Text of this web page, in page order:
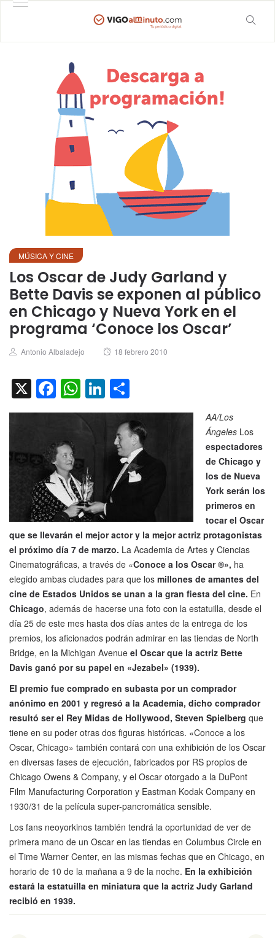
MÚSICA Y CINE
Los Oscar de Judy Garland y
Bette Davis se exponen al público
en Chicago y Nueva York en el
programa ‘Conoce los Oscar’
Author
Antonio Albaladejo
Posted
18 febrero 2010
X Facebook
WhatsApp
LinkedIn
AA/Los
Ángeles Los
espectadores
de Chicago y
los de Nueva
York serán los
primeros en
tocar el Oscar
que se llevarán el mejor actor y la mejor actriz protagonistas
el próximo día 7 de marzo. La Academia de Artes y Ciencias
Cinematográficas, a través de «Conoce a los Oscar ®», ha
elegido ambas ciudades para que los millones de amantes del
cine de Estados Unidos se unan a la gran fiesta del cine. En
Chicago, además de hacerse una foto con la estatuilla, desde el
día 25 de este mes hasta dos días antes de la entrega de los
premios, los aficionados podrán admirar en las tiendas de North
Bridge, en la Michigan Avenue el Oscar que la actriz Bette
Davis ganó por su papel en «Jezabel» (1939).
El premio fue comprado en subasta por un comprador
anónimo en 2001 y regresó a la Academia, dicho comprador
resultó ser el Rey Midas de Hollywood, Steven Spielberg que
tiene en su poder otras dos figuras históricas. «Conoce a los
Oscar, Chicago» también contará con una exhibición de los Oscar
en diversas fases de ejecución, fabricados por RS propios de
Chicago Owens & Company, y el Oscar otorgado a la DuPont
Film Manufacturing Corporation y Eastman Kodak Company en
1930/31 de la película super-pancromática sensible.
Los fans neoyorkinos también tendrá la oportunidad de ver de
primera mano de un Oscar en las tiendas en Columbus Circle en
el Time Warner Center, en las mismas fechas que en Chicago, en
horario de 10 de la mañana a 9 de la noche. En la exhibición
estará la estatuilla en miniatura que la actriz Judy Garland
recibió en 1939.